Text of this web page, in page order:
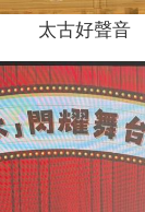
太古好聲音